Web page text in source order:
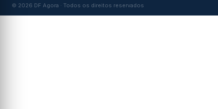
© 2026 DF Agora · Todos os direitos reservados